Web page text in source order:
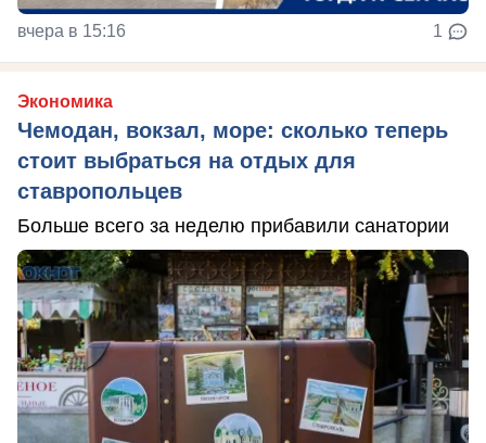
вчера в 15:16 1
Экономика
Чемодан, вокзал, море: сколько теперь
стоит выбраться на отдых для
ставропольцев
Больше всего за неделю прибавили санатории